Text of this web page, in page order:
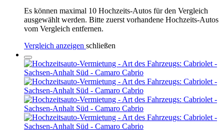
Es können maximal 10 Hochzeits-Autos für den Vergleich
ausgewählt werden. Bitte zuerst vorhandene Hochzeits-Autos
vom Vergleich entfernen.
Vergleich anzeigen schließen